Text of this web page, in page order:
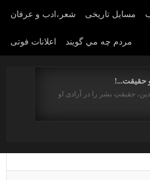
شعر،ادب و عرفان مسایل تاریخی
اعلانات فوتی مردم چه مي گويند
حقیقت...!
حقیقتِ بشر را در آزادی او